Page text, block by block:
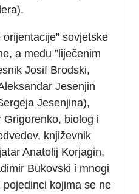
sovjetske
a među ”liječenim
Josif Brodski,
Jesenjin
Jesenjina),
biolog i
književnik
Anatolij Korjagin,
Bukovski i mnogi
kojima se ne